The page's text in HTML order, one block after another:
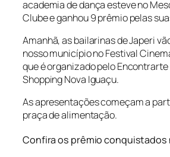
academia de dança esteve no
Clube e ganhou 9 prêmio pelas
Amanhã, as bailarinas de Japeri
nosso município no Festival
que é organizado pelo Encontrarte
Shopping Nova Iguaçu.
As apresentações começam a
praça de alimentação.
Confira os prêmio conquistados